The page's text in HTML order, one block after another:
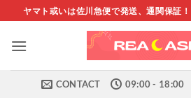
to
content
ヤマト或いは佐川急便で発送、通関保証
CONTACT 09:00 - 18:00